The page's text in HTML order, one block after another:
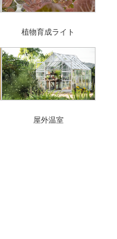
植物育成ライト
屋外温室